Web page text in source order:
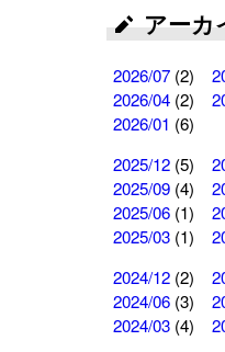
アーカ
2026/07 (2)
2026/04 (2)
2026/01 (6)
2025/12 (5)
2025/09 (4)
2025/06 (1)
2025/03 (1)
2024/12 (2)
2024/06 (3)
2024/03 (4)